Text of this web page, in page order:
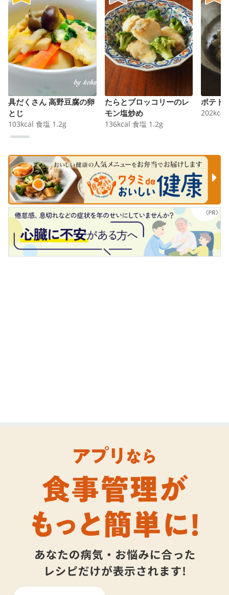
具だくさん 高野豆腐の卵
とじ
103kcal 食塩 1.2g
たらとブロッコリーのレ
モン塩炒め
136kcal 食塩 1.2g
ポテト
202kcal